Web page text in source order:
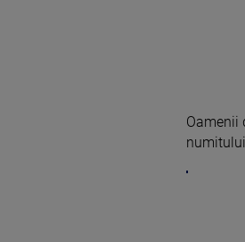
Oamenii